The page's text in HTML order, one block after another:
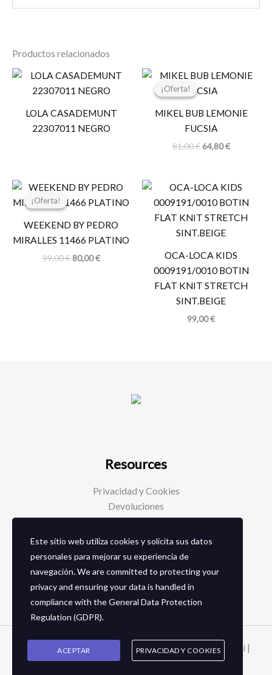
Productos relacionados
LOLA CASADEMUNT
22307011 NEGRO
¡Oferta!
¡Oferta!
MIKEL BUB LEMONIE
FUCSIA
81,00€
El
original
81,00 €.
64,80€
El
64,80 €.
¡Oferta!
¡Oferta!
WEEKEND BY PEDRO
MIRALLES 11466 PLATINO
99,00€
El
original
99,00 €.
80,00€
El
actual
80,00 €.
OCA-LOCA KIDS
0009191/0010 BOTIN
FLAT KNIT STRETCH
SINT.BEIGE
99,00€
Resources
Privacidad y Cookies
Devoluciones
Social Media
Facebook
Instagram
Copyright © 2026 Zapaterias en granada - Calzados toñi |
2024
Este sitio web utiliza cookies y solicita sus datos
personales para mejorar su experiencia de
navegación. We are committed to protecting your
privacy and ensuring your data is handled in
compliance with theGeneral Data Protection
Regulation (GDPR).
ACEPTAR PRIVACIDAD Y COOKIES